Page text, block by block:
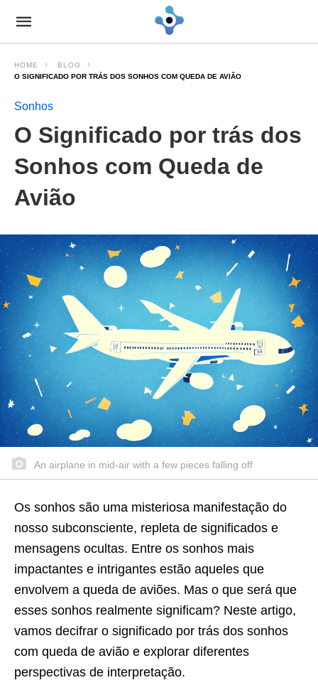
HOME
BLOG
O SIGNIFICADO POR TRÁS DOS SONHOS COM QUEDA DE AVIÃO
Sonhos
O Significado por trás dos
Sonhos com Queda de
Avião
An airplane in mid-air with a few pieces falling off
Os sonhos são uma misteriosa manifestação do
nosso subconsciente, repleta de significados e
mensagens ocultas. Entre os sonhos mais
impactantes e intrigantes estão aqueles que
envolvem a queda de aviões. Mas o que será que
esses sonhos realmente significam? Neste artigo,
vamos decifrar o significado por trás dos sonhos
com queda de avião e explorar diferentes
perspectivas de interpretação.